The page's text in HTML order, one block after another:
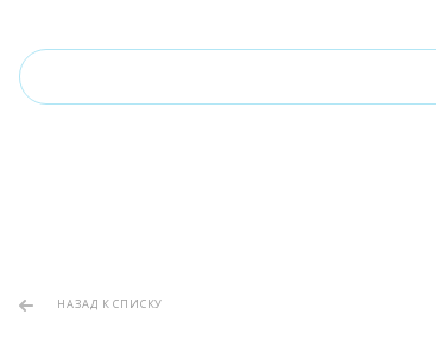
НАЗАД К СПИСКУ